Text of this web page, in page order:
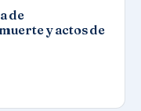
de
y actos de